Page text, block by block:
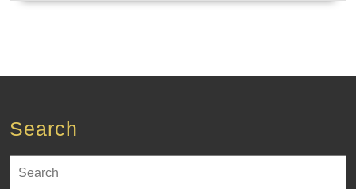
Search
for: